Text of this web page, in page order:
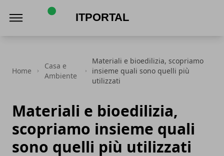
Home
Casa e
Ambiente
Materiali e bioedilizia, scopriamo
insieme quali sono quelli più
utilizzati
Materiali e bioedilizia,
scopriamo insieme quali
sono quelli più utilizzati